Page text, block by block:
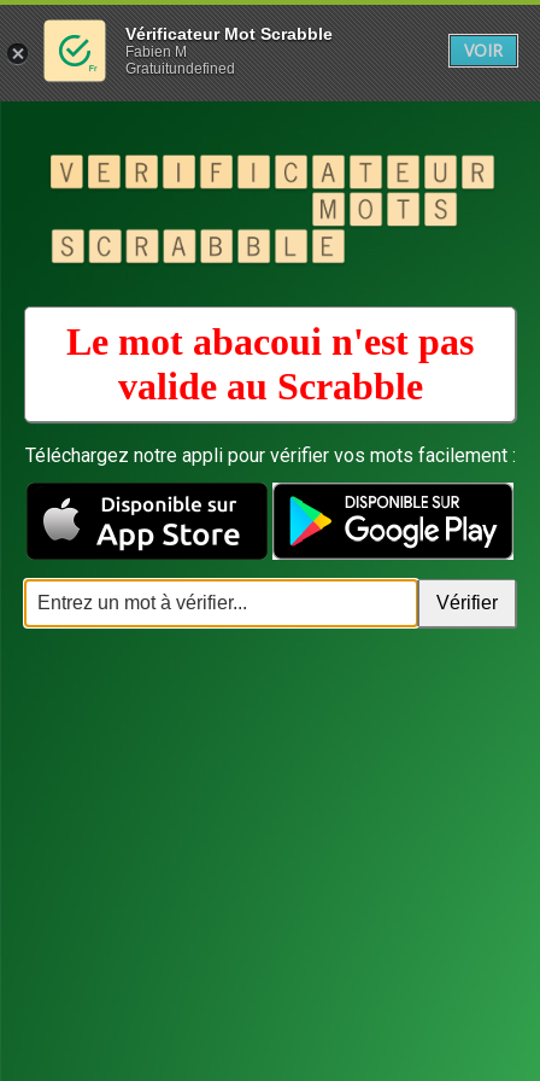
Le mot abacoui n'est pas
valide au Scrabble
Téléchargez notre appli pour vérifier vos mots facilement :
Vérificateur Mot Scrabble
Fabien M
Gratuitundefined
VOIR